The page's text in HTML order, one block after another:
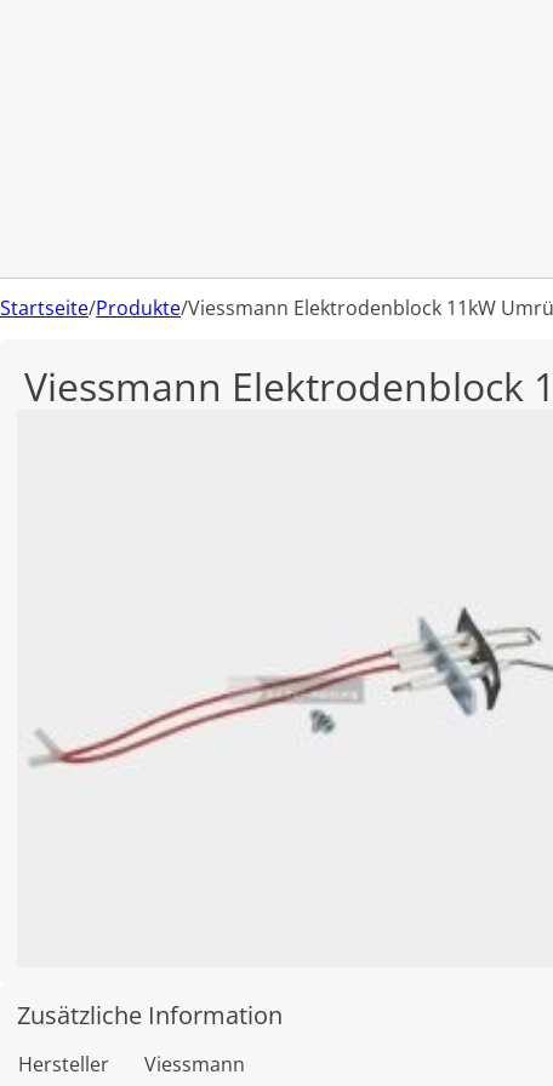
Startseite/Produkte/Viessmann Elektrodenblock 11kW
Viessmann Elektrodenblock
Zusätzliche Information
Hersteller Viessmann